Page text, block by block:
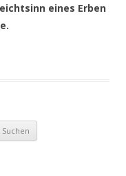
eines Erben
.